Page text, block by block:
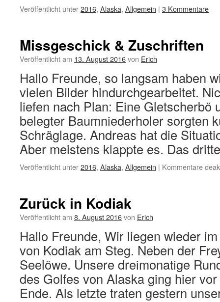
Veröffentlicht unter2016, Alaska, Allgemein | 3 Kommentare
Missgeschick & Zuschriften
Veröffentlicht am 13. August 2016von Erich
Hallo Freunde, so langsam haben
vielen Bilder hindurchgearbeitet.
liefen nach Plan: Eine Gletscherbö
belegter Baumniederholer sorgten
Schräglage. Andreas hat die
Aber meistens klappte es. Das
Veröffentlicht unter2016, Alaska, Allgemein | Kommentare
Zurück in Kodiak
Veröffentlicht am 8. August 2016von Erich
Hallo Freunde, Wir liegen wieder
von Kodiak am Steg. Neben der
Seelöwe. Unsere dreimonatige
des Golfes von Alaska ging hier
Ende. Als letzte traten gestern